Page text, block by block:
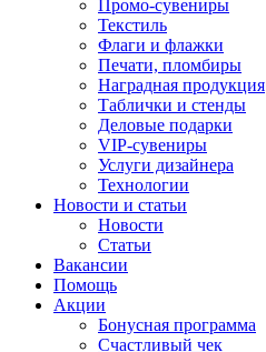
Промо-сувениры
Текстиль
Флаги и флажки
Печати, пломбиры
Наградная продукция
Таблички и стенды
Деловые подарки
VIP-сувениры
Услуги дизайнера
Технологии
Новости и статьи
Новости
Статьи
Вакансии
Помощь
Акции
Бонусная программа
Счастливый чек